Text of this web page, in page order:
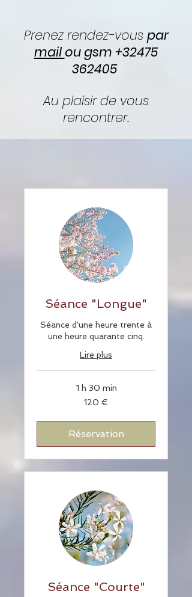
Prenezrendez-vous par
mailou gsm +32475
362405
Au plaisir de vous
rencontrer.
Séance "Longue"
Séance d'une heure trente à
une heure quarante cinq.
Lire plus
1 h 30 min
120 €
Réservation
Séance "Courte"